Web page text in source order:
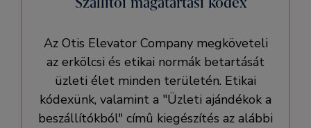
Az Otis Elevator Company megköveteli
az erkölcsi és etikai normák betartását
üzleti élet minden területén. Etikai
kódexünk, valamint a "Üzleti ajándékok a
beszállítókból" címû kiegészítés az alábbi